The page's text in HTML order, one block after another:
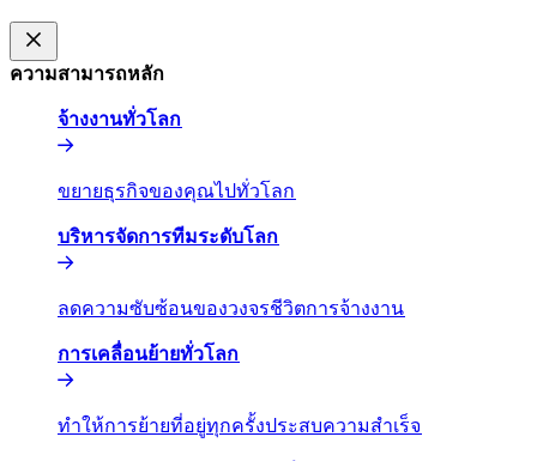
ความสามารถหลัก​​
จ้างงานทั่วโลก​​
ขยายธุรกิจของคุณไปทั่วโลก​​
บริหารจัดการทีมระดับโลก​​
ลดความซับซ้อนของวงจรชีวิตการจ้างงาน​​
การเคลื่อนย้ายทั่วโลก​​
ทำให้การย้ายที่อยู่ทุกครั้งประสบความสำเร็จ​​